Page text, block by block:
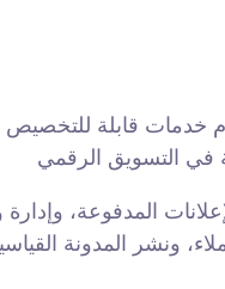
قابلة للتخصيص
المدفوعة، وإدارة
ونشر المدونة